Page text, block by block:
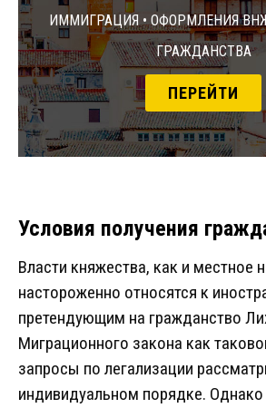
Иммиграция • Оформления
гражданства
ПЕРЕЙТИ
Условия получения
Власти княжества, как и местное
настороженно относятся к
претендующим на гражданство
Миграционного закона как
запросы по легализации
индивидуальном порядке.